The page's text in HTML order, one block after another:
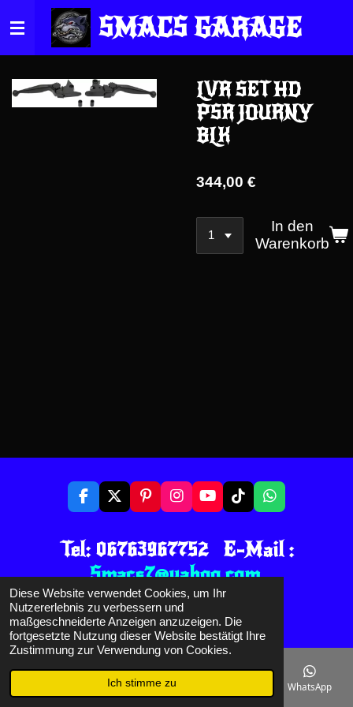
Diese Website verwendet Cookies, um Ihr
Nutzererlebnis zu verbessern und
maßgeschneiderte Anzeigen anzuzeigen. Die
fortgesetzte Nutzung dieser Website bestätigt Ihre
Zustimmung zur Verwendung von Cookies.
Ich stimme zu
Hauptinhalt
springen
SMACS GARAGE
LVR SET HD
PSR JOURNY
BLK
344,00 €
In den
Warenkorb
F
a
e
b
k
X
P
i
t
e
r
e
s
t
I
n
t
a
g
a
m
Y
o
T
u
b
T
i
T
o
k
W
h
t
s
Tel: 06763967752 E-Mail :
Smacs7@yahoo.com
© 2021 - 2026 SMACS GARAGE
Mit Unterstützung vonWebador
Telefon Karte WhatsApp